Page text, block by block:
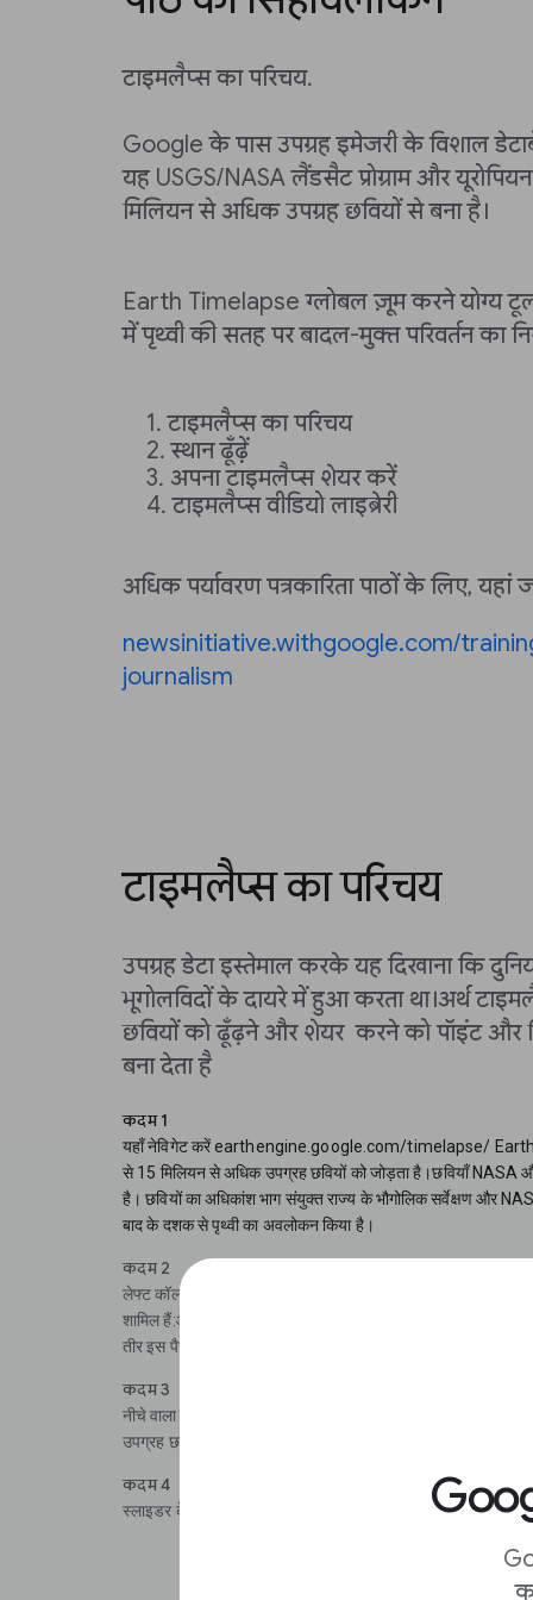
टाइमलैप्स का परिचय.
Google के पास उपग्रह इमेजरी के विशाल
यह USGS/NASA लैंडसैट प्रोग्राम और यूरोपियन
मिलियन से अधिक उपग्रह छवियों से बना है।
Earth Timelapse ग्लोबल ज़ूम करने योग्य
में पृथ्वी की सतह पर बादल-मुक्त परिवर्तन का
टाइमलैप्स का परिचय
स्थान ढूँढ़ें
अपना टाइमलैप्स शेयर करें
टाइमलैप्स वीडियो लाइब्रेरी
अधिक पर्यावरण पत्रकारिता पाठों के लिए, यहां
newsinitiative.withgoogle.com/
journalism
टाइमलैप्स का परिचय
उपग्रह डेटा इस्तेमाल करके यह दिखाना कि
भूगोलविदों के दायरे में हुआ करता था।अर्थ
छवियों को ढूँढ़ने और शेयर करने को पॉइंट
बना देता है
कदम 1
यहाँ नेविगेट करें earthengine.google.com/timelapse/
से 15 मिलियन से अधिक उपग्रह छवियों को जोड़ता है।छवियाँ NASA
है। छवियों का अधिकांश भाग संयुक्त राज्य के भौगोलिक सर्वेक्षण और
बाद के दशक से पृथ्वी का अवलोकन किया है।
कदम 2
लेफ्ट कॉलम में कुछ पहले से तैयार उदाहरण दिए गए हैं, जो इस टूल की
शामिल हैं:ऑस्ट्रेलिया में बुशफ़ायर;दुबई में तटीय विस्तार;अलास्का में
तीर इस पैनल को छिपा देगा।
कदम 3
नीचे वाला स्लाइडर उस वर्ष को दिखाता है, जिसे आप फ़िलहाल देख रहे
उपग्रह छवियाँ उस वर्ष के साथ स्क्रॉल करेगा, जिसे आप नीले रंग में
कदम 4
स्लाइडर के दाईं ओर आप प्लेबैक की गति नियंत्रित कर सकते हैं।